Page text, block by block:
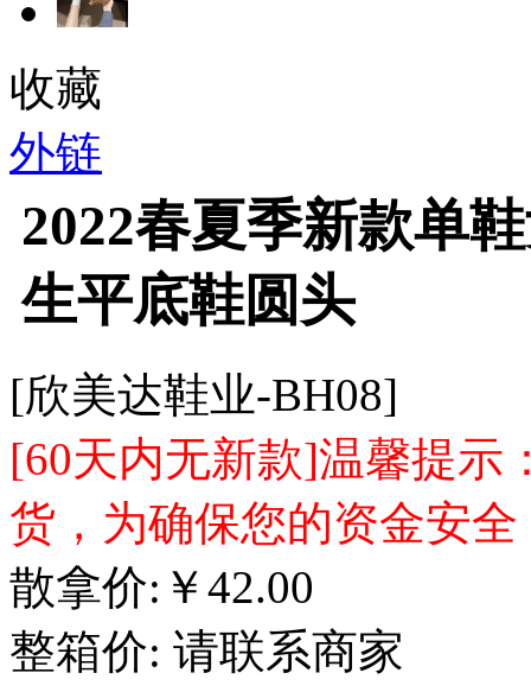
收藏
外链
2022春夏季新款单
生平底鞋圆头
[欣美达鞋业-BH08]
[60天内无新款]温馨提示
货，为确保您的资金安
散拿价: ￥42.00
整箱价: 请联系商家